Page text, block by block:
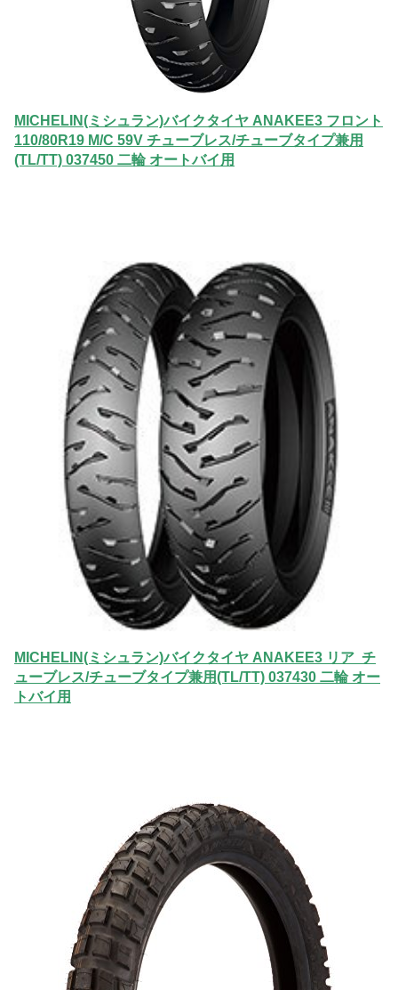
MICHELIN(ミシュラン)バイクタイヤ ANAKEE3 フロント
110/80R19 M/C 59V チューブレス/チューブタイプ兼用
(TL/TT) 037450 二輪 オートバイ用
MICHELIN(ミシュラン)バイクタイヤ ANAKEE3 リア チ
ューブレス/チューブタイプ兼用(TL/TT) 037430 二輪 オー
トバイ用